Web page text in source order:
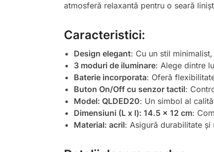
atmosferă relaxantă pentru o seară
Caracteristici:
Design elegant: Cu un stil
3 moduri de iluminare: Alege dintre
Baterie incorporata: Oferă
Buton On/Off cu senzor tactil:
Model: QLDED20: Un simbol al
Dimensiuni (L x l): 14.5 x 12 cm:
Material: acril: Asigură durabilitate și